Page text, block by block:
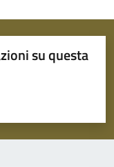
su questa